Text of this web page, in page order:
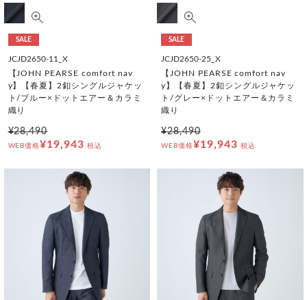
SALE
JCJD2650-11_X
【JOHN PEARSE comfort nav
y】【春夏】2釦シングルジャケッ
ト/ブルー×ドットエアー＆カラミ
織り
¥28,490
WEB価格¥19,943 税込
SALE
JCJD2650-25_X
【JOHN PEARSE comfort nav
y】【春夏】2釦シングルジャケッ
ト/グレー×ドットエアー＆カラミ
織り
¥28,490
WEB価格¥19,943 税込